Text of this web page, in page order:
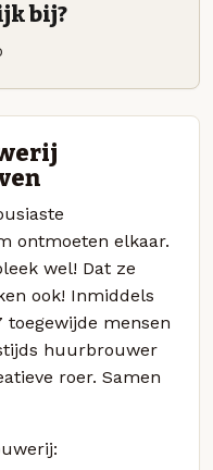
bij?
ontmoeten elkaar.
wel! Dat ze
ook! Inmiddels
mensen
huurbrouwer
roer. Samen